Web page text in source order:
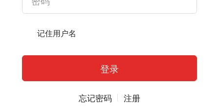
记住用户名
忘记密码 注册